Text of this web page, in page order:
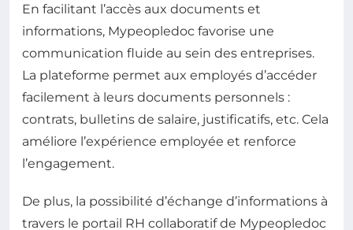
En facilitant l’accès aux documents et
informations, Mypeopledoc favorise une
communication fluide au sein des entreprises.
La plateforme permet aux employés d’accéder
facilement à leurs documents personnels :
contrats, bulletins de salaire, justificatifs, etc. Cela
améliore l’expérience employée et renforce
l’engagement.
De plus, la possibilité d’échange d’informations à
travers le portail RH collaboratif de Mypeopledoc